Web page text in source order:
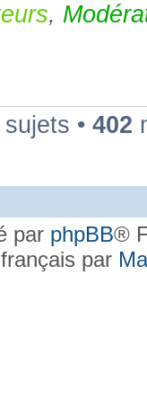
,
sujets • 402
par phpBB®
par